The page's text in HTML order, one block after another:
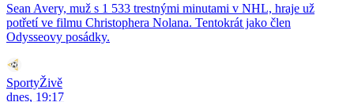
Sean Avery, muž s 1 533 trestnými minutami v NHL, hraje už
potřetí ve filmu Christophera Nolana. Tentokrát jako člen
Odysseovy posádky.
SportyŽivě
dnes, 19:17